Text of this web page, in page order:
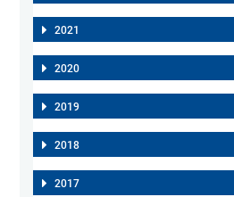
2021
2020
2019
2018
2017